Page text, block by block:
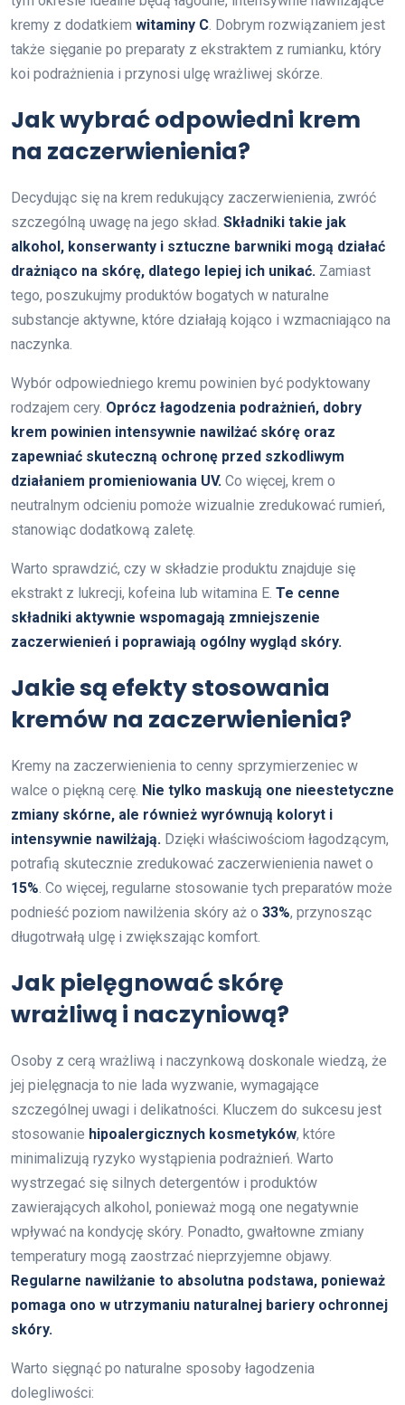
kremy z dodatkiem witaminy C. Dobrym rozwiązaniem jest
także sięganie po preparaty z ekstraktem z rumianku, który
koi podrażnienia i przynosi ulgę wrażliwej skórze.
Jak wybrać odpowiedni krem
na zaczerwienienia?
Decydując się na krem redukujący zaczerwienienia, zwróć
szczególną uwagę na jego skład. Składniki takie jak
alkohol, konserwanty i sztuczne barwniki mogą działać
drażniąco na skórę, dlatego lepiej ich unikać. Zamiast
tego, poszukujmy produktów bogatych w naturalne
substancje aktywne, które działają kojąco i wzmacniająco na
naczynka.
Wybór odpowiedniego kremu powinien być podyktowany
rodzajem cery. Oprócz łagodzenia podrażnień, dobry
krem powinien intensywnie nawilżać skórę oraz
zapewniać skuteczną ochronę przed szkodliwym
działaniem promieniowania UV. Co więcej, krem o
neutralnym odcieniu pomoże wizualnie zredukować rumień,
stanowiąc dodatkową zaletę.
Warto sprawdzić, czy w składzie produktu znajduje się
ekstrakt z lukrecji, kofeina lub witamina E. Te cenne
składniki aktywnie wspomagają zmniejszenie
zaczerwienień i poprawiają ogólny wygląd skóry.
Jakie są efekty stosowania
kremów na zaczerwienienia?
Kremy na zaczerwienienia to cenny sprzymierzeniec w
walce o piękną cerę. Nie tylko maskują one nieestetyczne
zmiany skórne, ale również wyrównują koloryt i
intensywnie nawilżają. Dzięki właściwościom łagodzącym,
potrafią skutecznie zredukować zaczerwienienia nawet o
15%. Co więcej, regularne stosowanie tych preparatów może
podnieść poziom nawilżenia skóry aż o 33%, przynosząc
długotrwałą ulgę i zwiększając komfort.
Jak pielęgnować skórę
wrażliwą i naczyniową?
Osoby z cerą wrażliwą i naczynkową doskonale wiedzą, że
jej pielęgnacja to nie lada wyzwanie, wymagające
szczególnej uwagi i delikatności. Kluczem do sukcesu jest
stosowanie hipoalergicznych kosmetyków, które
minimalizują ryzyko wystąpienia podrażnień. Warto
wystrzegać się silnych detergentów i produktów
zawierających alkohol, ponieważ mogą one negatywnie
wpływać na kondycję skóry. Ponadto, gwałtowne zmiany
temperatury mogą zaostrzać nieprzyjemne objawy.
Regularne nawilżanie to absolutna podstawa, ponieważ
pomaga ono w utrzymaniu naturalnej bariery ochronnej
skóry.
Warto sięgnąć po naturalne sposoby łagodzenia
dolegliwości: